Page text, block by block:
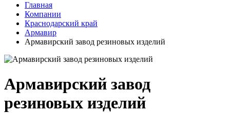
Главная
Компании
Краснодарский край
Армавир
Армавирский завод резиновых изделий
Армавирский завод
резиновых изделий